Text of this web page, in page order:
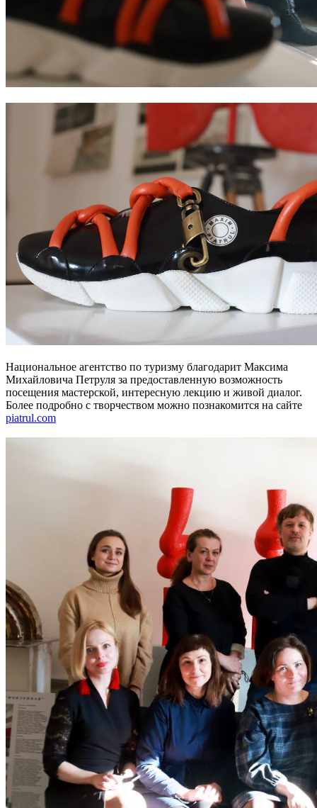
Национальное агентство по туризму благодарит Максима
Михайловича Петруля за предоставленную возможность
посещения мастерской, интересную лекцию и живой диалог.
Более подробно с творчеством можно познакомится на сайте
piatrul.com